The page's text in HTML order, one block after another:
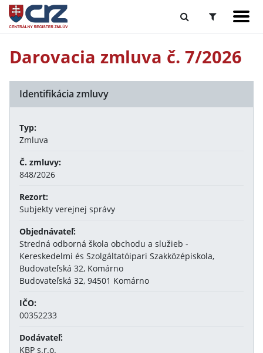
Darovacia zmluva č. 7/2026
Identifikácia zmluvy
Typ:
Zmluva
Č. zmluvy:
848/2026
Rezort:
Subjekty verejnej správy
Objednávateľ:
Stredná odborná škola obchodu a služieb -
Kereskedelmi és Szolgáltatóipari Szakközépiskola,
Budovateľská 32, Komárno
Budovateľská 32, 94501 Komárno
IČO:
00352233
Dodávateľ:
KBP s.r.o.